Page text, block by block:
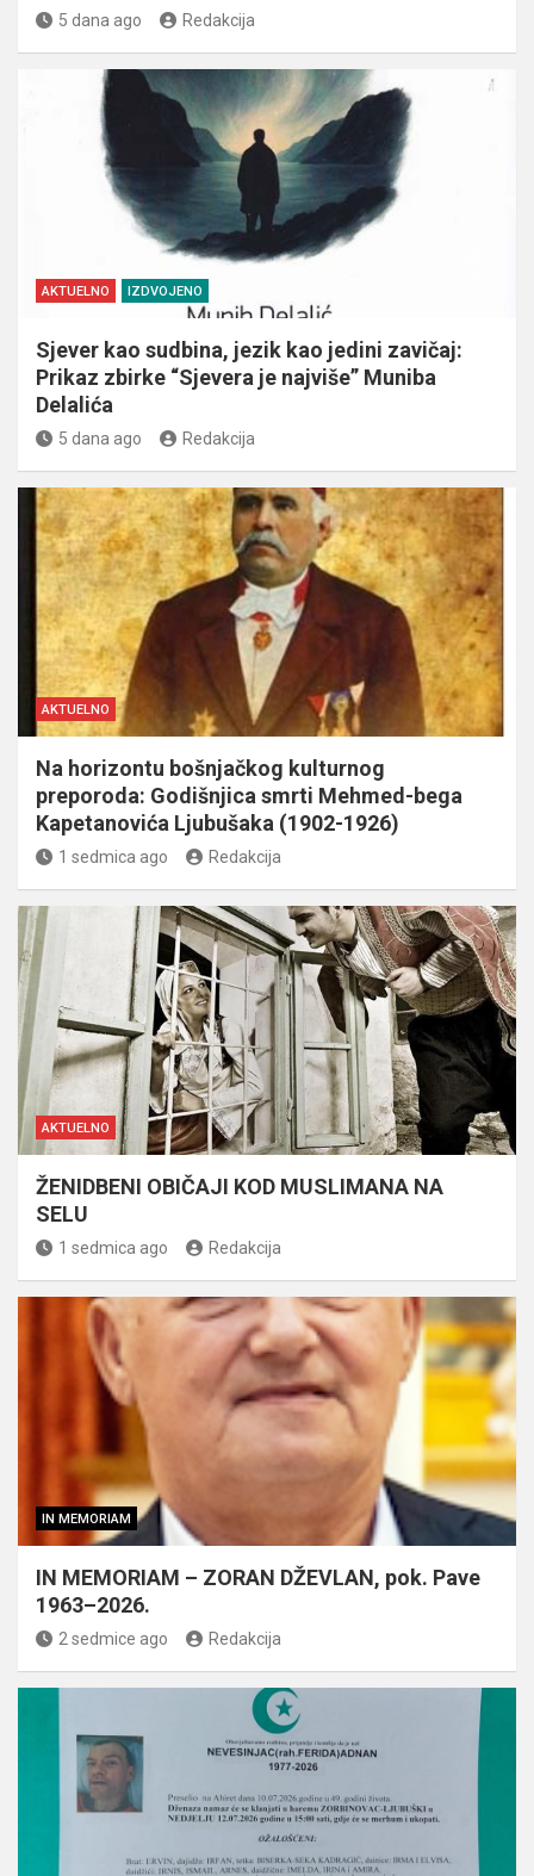
5 dana ago Redakcija
AKTUELNO IZDVOJENO
Sjever kao sudbina, jezik kao jedini zavičaj:
Prikaz zbirke “Sjevera je najviše” Muniba
Delalića
5 dana ago Redakcija
AKTUELNO
Na horizontu bošnjačkog kulturnog
preporoda: Godišnjica smrti Mehmed-bega
Kapetanovića Ljubušaka (1902-1926)
1 sedmica ago Redakcija
AKTUELNO
ŽENIDBENI OBIČAJI KOD MUSLIMANA NA
SELU
1 sedmica ago Redakcija
IN MEMORIAM
IN MEMORIAM – ZORAN DŽEVLAN, pok. Pave
1963–2026.
2 sedmice ago Redakcija